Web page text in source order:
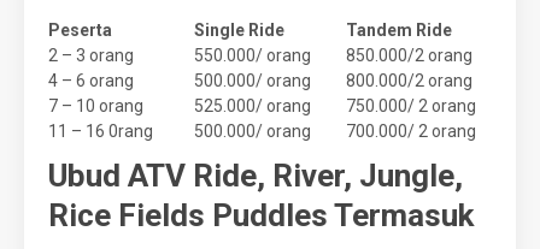
Peserta Single Ride
Tandem Ride
2 – 3 orang
550.000/ orang
850.000/2 orang
4 – 6 orang
500.000/ orang
800.000/2 orang
7 – 10 orang
525.000/ orang
750.000/ 2 orang
11 – 16 0rang
500.000/ orang 700.000/ 2 orang
Ubud ATV Ride, River, Jungle,
Rice Fields Puddles Termasuk